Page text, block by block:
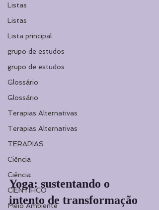
Listas
Listas
Lista principal
grupo de estudos
grupo de estudos
Glossário
Glossário
Terapias Alternativas
Terapias Alternativas
TERAPIAS
Ciência
Ciência
CIENTÍFICO
Meio Ambiente
Yoga: sustentando o
intento de transformação